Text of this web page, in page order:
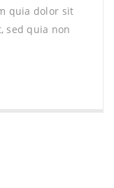
quia dolor sit
sed quia non